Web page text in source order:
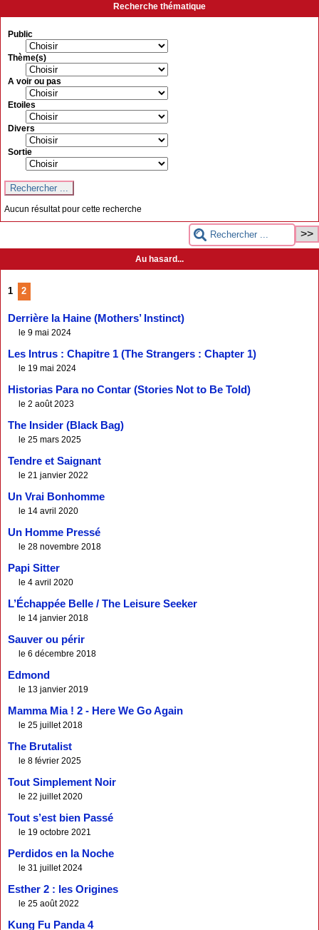
Recherche thématique
Public
Thème(s)
A voir ou pas
Etoiles
Divers
Sortie
Aucun résultat pour cette recherche
Au hasard...
1 2
Derrière la Haine (Mothers’ Instinct)
le 9 mai 2024
Les Intrus : Chapitre 1 (The Strangers : Chapter 1)
le 19 mai 2024
Historias Para no Contar (Stories Not to Be Told)
le 2 août 2023
The Insider (Black Bag)
le 25 mars 2025
Tendre et Saignant
le 21 janvier 2022
Un Vrai Bonhomme
le 14 avril 2020
Un Homme Pressé
le 28 novembre 2018
Papi Sitter
le 4 avril 2020
L’Échappée Belle / The Leisure Seeker
le 14 janvier 2018
Sauver ou périr
le 6 décembre 2018
Edmond
le 13 janvier 2019
Mamma Mia ! 2 - Here We Go Again
le 25 juillet 2018
The Brutalist
le 8 février 2025
Tout Simplement Noir
le 22 juillet 2020
Tout s’est bien Passé
le 19 octobre 2021
Perdidos en la Noche
le 31 juillet 2024
Esther 2 : les Origines
le 25 août 2022
Kung Fu Panda 4